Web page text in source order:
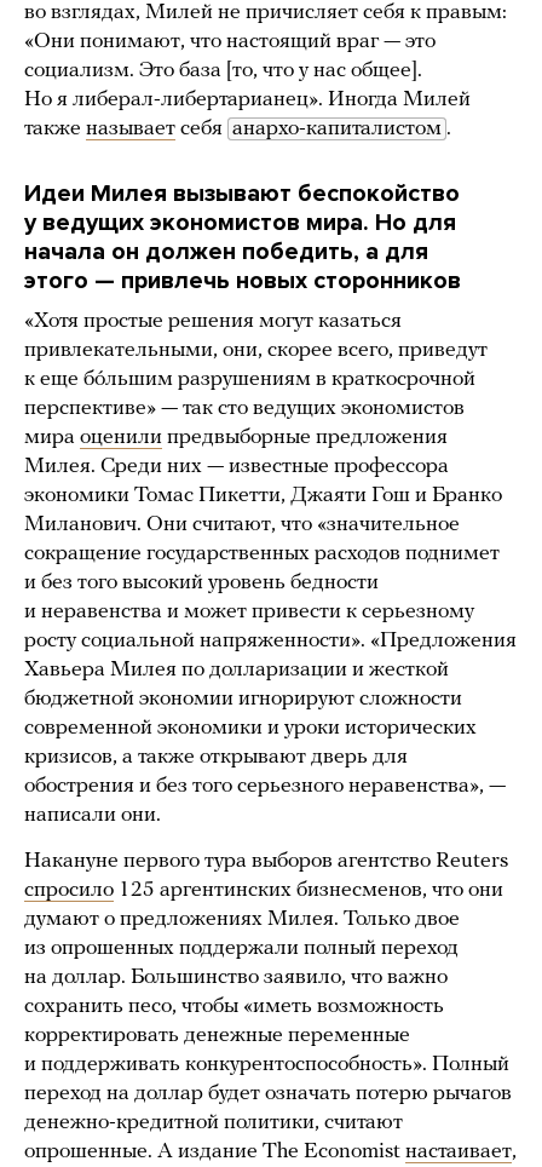
во взглядах, Милей не причисляет себя к правым:
«Они понимают, что настоящий враг — это
социализм. Это база [то, что у нас общее].
Но я либерал-либертарианец». Иногда Милей
также называет себя анархо-капиталистом .
Идеи Милея вызывают беспокойство
у ведущих экономистов мира. Но для
начала он должен победить, а для
этого — привлечь новых сторонников
«Хотя простые решения могут казаться
привлекательными, они, скорее всего, приведут
к еще бóльшим разрушениям в краткосрочной
перспективе» — так сто ведущих экономистов
мира оценили предвыборные предложения
Милея. Среди них — известные профессора
экономики Томас Пикетти, Джаяти Гош и Бранко
Миланович. Они считают, что «значительное
сокращение государственных расходов поднимет
и без того высокий уровень бедности
и неравенства и может привести к серьезному
росту социальной напряженности». «Предложения
Хавьера Милея по долларизации и жесткой
бюджетной экономии игнорируют сложности
современной экономики и уроки исторических
кризисов, а также открывают дверь для
обострения и без того серьезного неравенства», —
написали они.
Накануне первого тура выборов агентство Reuters
спросило 125 аргентинских бизнесменов, что они
думают о предложениях Милея. Только двое
из опрошенных поддержали полный переход
на доллар. Большинство заявило, что важно
сохранить песо, чтобы «иметь возможность
корректировать денежные переменные
и поддерживать конкурентоспособность». Полный
переход на доллар будет означать потерю рычагов
денежно-кредитной политики, считают
опрошенные. А издание The Economist настаивает,